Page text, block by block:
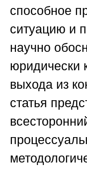
способное
ситуацию и
научно
юридически
выхода из
статья